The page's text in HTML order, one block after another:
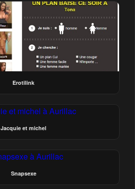
Erotilink
Jacquie et michel
Snapsexe